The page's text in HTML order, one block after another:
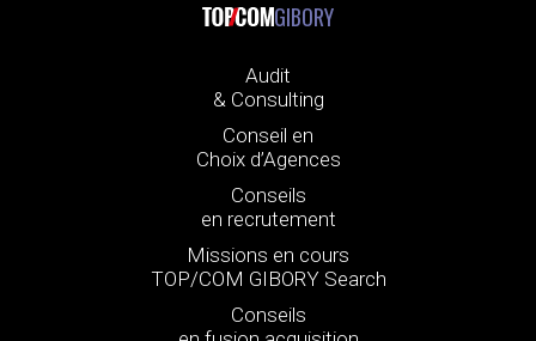
GIBORY
Audit
& Consulting
Conseil en
Choix d’Agences
Conseils
en recrutement
Missions en cours
TOP/COM GIBORY Search
Conseils